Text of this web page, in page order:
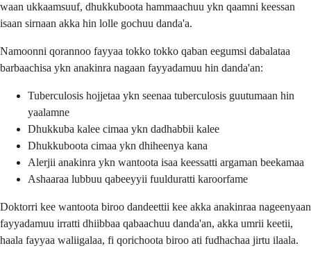
waan ukkaamsuuf, dhukkuboota hammaachuu ykn qaamni keessan
isaan sirnaan akka hin lolle gochuu danda'a.
Namoonni qorannoo fayyaa tokko tokko qaban eegumsi dabalataa
barbaachisa ykn anakinra nagaan fayyadamuu hin danda'an:
Tuberculosis hojjetaa ykn seenaa tuberculosis guutumaan hin
yaalamne
Dhukkuba kalee cimaa ykn dadhabbii kalee
Dhukkuboota cimaa ykn dhiheenya kana
Alerjii anakinra ykn wantoota isaa keessatti argaman beekamaa
Ashaaraa lubbuu qabeeyyii fuulduratti karoorfame
Doktorri kee wantoota biroo dandeettii kee akka anakinraa nageenyaan
fayyadamuu irratti dhiibbaa qabaachuu danda'an, akka umrii keetii,
haala fayyaa waliigalaa, fi qorichoota biroo ati fudhachaa jirtu ilaala.